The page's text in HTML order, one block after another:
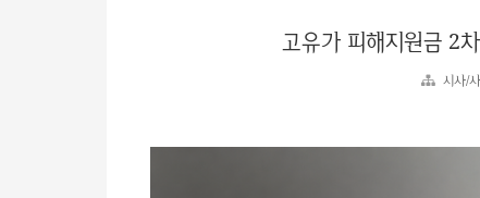
고유가 피해지원금 2
시사/